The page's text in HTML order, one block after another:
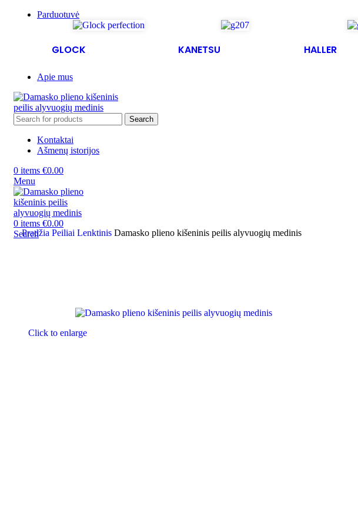
Parduotuvė
GLOCK KANETSU HALLER
Apie mus
Search
Kontaktai
Ašmenų istorijos
0 items €0.00
Menu
0 items €0.00
Search
Pradžia Peiliai Lenktinis Damasko plieno kišeninis peilis alyvuogių medinis
Click to enlarge